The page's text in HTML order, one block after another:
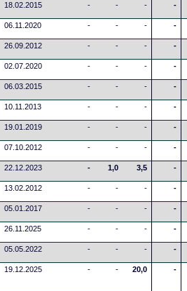
18.02.2015 - - - -
06.11.2020 - - - -
26.09.2012 - - - -
02.07.2020 - - - -
06.03.2015 - - - -
10.11.2013 - - - -
19.01.2019 - - - -
07.10.2012 - - - -
22.12.2023 - 1,0 3,5 -
13.02.2012 - - - -
05.01.2017 - - - -
26.11.2025 - - - -
05.05.2022 - - - -
19.12.2025 - - 20,0 -